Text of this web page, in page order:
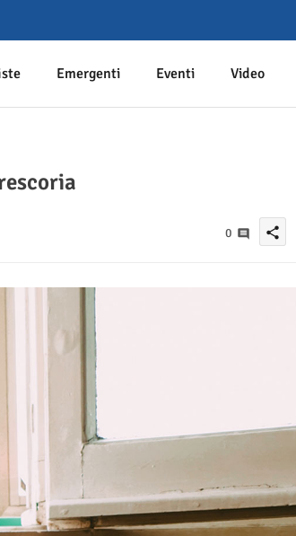
Emergenti Eventi Video
0 share